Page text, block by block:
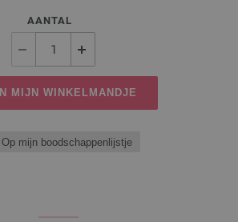
AANTAL
IN MIJN WINKELMANDJE
Op mijn boodschappenlijstje